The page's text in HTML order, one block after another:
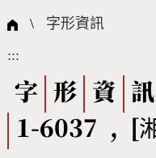
國際字碼相關組織
筆畫查詢
筆順序查詢
CNS查詢
全字庫授權
個人電腦造字處理
字形下載
問題集
熱門查詢統計
\ 字形資訊
:::
字 形 資
訊
1-6037 , [